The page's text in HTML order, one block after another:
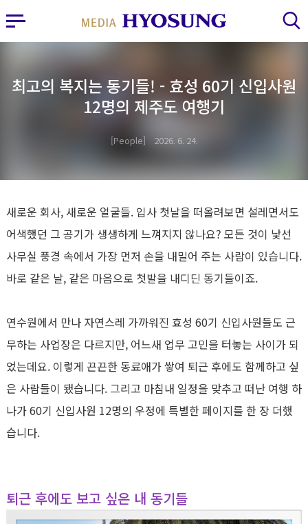
MY FRIEND HYOSUNG
사이드바 열기 검색 레이어 열기
최고의 복지는 동기들! - 효성 60기 신입사원
12명의 제주도 여행기
People 2026. 6. 24.
새로운 회사,새로운 얼굴들. 입사 첫날을 떠올려보면 설레면서도
어색했던 그 공기가 생생하게 느껴지지 않나요? 모든 것이 낯선
사무실 풍경 속에서 가장 먼저 손을 내밀어 주는 사람이 있습니다.
바로 같은 날, 같은 마음으로 첫발을 내디딘 동기들이죠.
연수원에서 만나 자연스레 가까워진 효성 60기 신입사원들도 근
무하는 사업장은 다르지만, 어느새 업무 고민을 터놓는 사이가 되
었는데요. 이렇게 끈끈한 동료애가 쌓여 퇴근 후에도 함께하고 싶
은 사람들이 됐습니다. 그리고 마침내 일정을 맞추고 떠난 여행 하
나가60기 신입사원 12명의 우정에 특별한 페이지를 한 장 더했
습니다.
퇴근 후에도 보고 싶은 내 동기들